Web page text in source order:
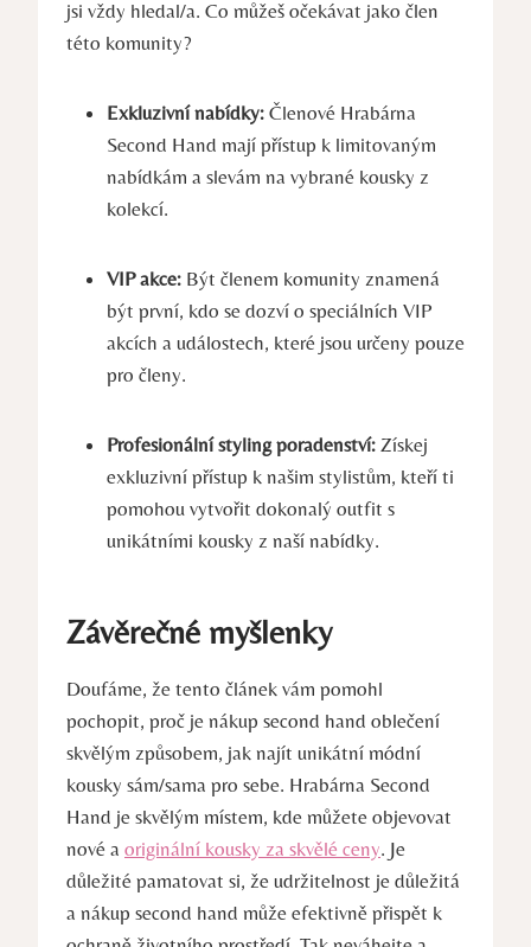
jsi vždy hledal/a. Co můžeš očekávat jako člen
této komunity?
Exkluzivní nabídky: Členové Hrabárna
Second Hand mají přístup k limitovaným
nabídkám a slevám na vybrané kousky z
kolekcí.
VIP akce: Být členem komunity znamená
být první, kdo se dozví o speciálních VIP
akcích a událostech, které jsou určeny pouze
pro členy.
Profesionální styling poradenství: Získej
exkluzivní přístup k našim stylistům, kteří ti
pomohou vytvořit dokonalý outfit s
unikátními kousky z naší nabídky.
Závěrečné myšlenky
Doufáme, že tento článek vám pomohl
pochopit, proč je nákup second hand oblečení
skvělým způsobem, jak najít unikátní módní
kousky sám/sama pro sebe. Hrabárna Second
Hand je skvělým místem, kde můžete objevovat
nové a originální kousky za skvělé ceny. Je
důležité pamatovat si, že udržitelnost je důležitá
a nákup second hand může efektivně přispět k